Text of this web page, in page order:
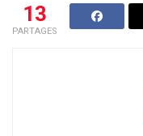
13
PARTAGES